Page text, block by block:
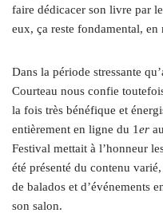
faire dédicacer son livre par
eux, ça reste fondamental, en
Dans la période stressante
Courteau nous confie
la fois très bénéfique et
entièrement en ligne du 1er
Festival mettait à l’honneur
été présenté du contenu
de balados et d’événements
son salon.